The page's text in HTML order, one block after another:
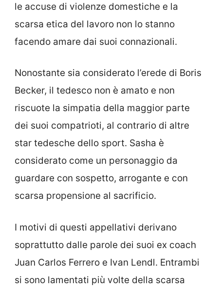
le accuse di violenze domestiche e la
scarsa etica del lavoro non lo stanno
facendo amare dai suoi connazionali.
Nonostante sia considerato l’erede di Boris
Becker, il tedesco non è amato e non
riscuote la simpatia della maggior parte
dei suoi compatrioti, al contrario di altre
star tedesche dello sport. Sasha è
considerato come un personaggio da
guardare con sospetto, arrogante e con
scarsa propensione al sacrificio.
I motivi di questi appellativi derivano
soprattutto dalle parole dei suoi ex coach
Juan Carlos Ferrero e Ivan Lendl. Entrambi
si sono lamentati più volte della scarsa